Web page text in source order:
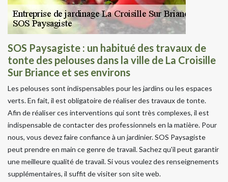
SOS Paysagiste : un habitué des travaux de
tonte des pelouses dans la ville de La Croisille
Sur Briance et ses environs
Les pelouses sont indispensables pour les jardins ou les espaces
verts. En fait, il est obligatoire de réaliser des travaux de tonte.
Afin de réaliser ces interventions qui sont très complexes, il est
indispensable de contacter des professionnels en la matière. Pour
nous, vous devez faire confiance à un jardinier. SOS Paysagiste
peut prendre en main ce genre de travail. Sachez qu'il peut garantir
une meilleure qualité de travail. Si vous voulez des renseignements
supplémentaires, il suffit de visiter son site web.